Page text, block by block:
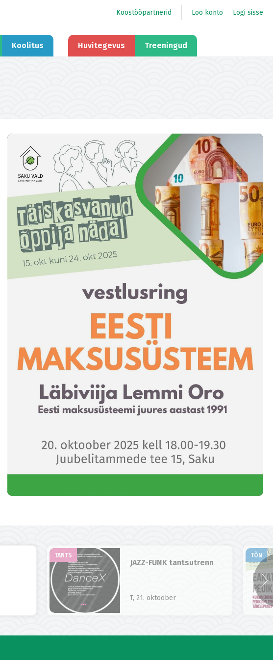
Koostööpartnerid Loo konto Logi sisse
Koolitus Huvitegevus Treeningud
TANTS
JAZZ-FUNK tantsutrenn
T, 21. oktoober
TÕN